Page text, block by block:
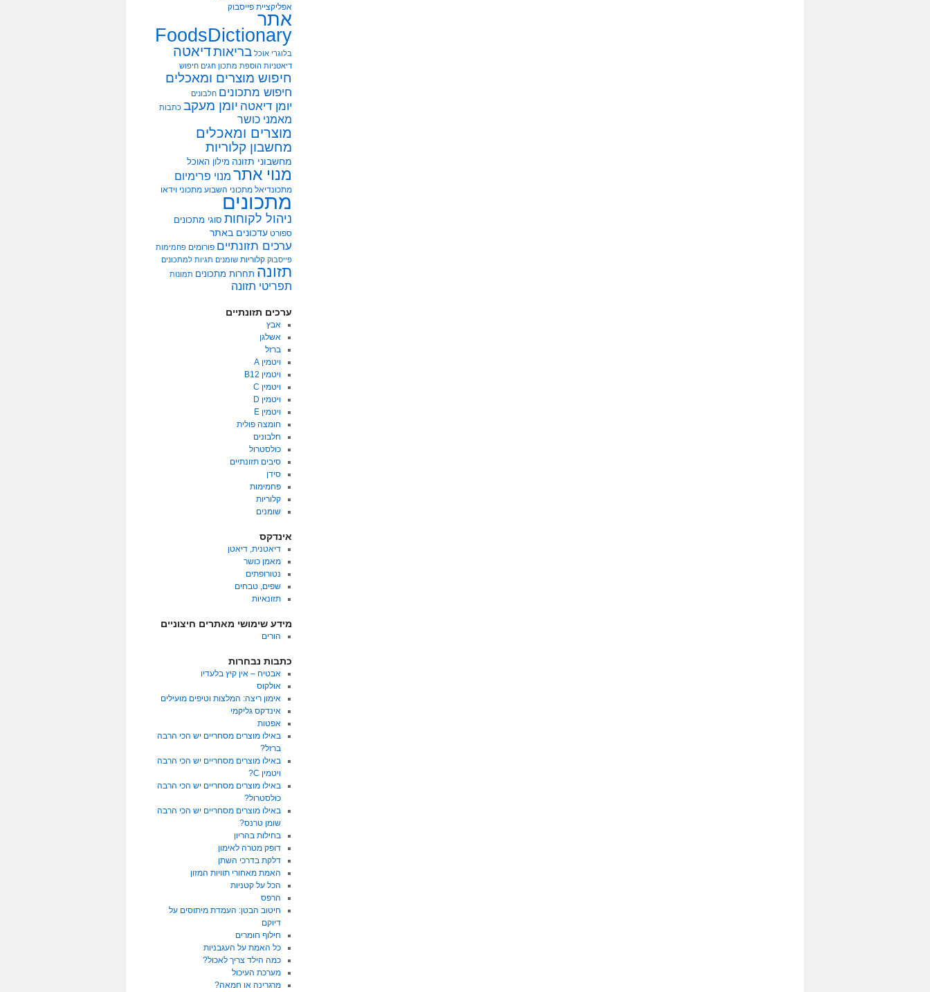
אפליקציית פייסבוק
אתר
FoodsDictionary
בלוגרי אוכל בריאותדיאטה
דיאטניות הוספת מתכון חגים חיפוש
חיפוש מוצרים ומאכלים
חיפוש מתכונים חלבונים
יומן דיאטה יומן מעקב כתבות
מאמני כושר
מוצרים ומאכלים
מחשבון קלוריות
מחשבוני תזונה מילון האוכל
מנוי אתר מנוי פרימיום
מתכונדיאל מתכוני השבוע מתכוני וידאו
מתכונים
ניהול לקוחות סוגי מתכונים
ספורט עדכונים באתר
ערכים תזונתיים פורומים פחמימות
פייסבוק קלוריות שומנים תגיות למתכונים
תזונה תחרות מתכונים תמונות
תפריטי תזונה
ערכים תזונתיים
אבץ
אשלגן
ברזל
ויטמין A
ויטמין B12
ויטמין C
ויטמין D
ויטמין E
חומצה פולית
חלבונים
כולסטרול
סיבים תזונתיים
סידן
פחמימות
קלוריות
שומנים
אינדקס
דיאטנית, דיאטן
מאמן כושר
נטורופתים
שפים, טבחים
תזונאיות
מידע שימושי מאתרים חיצוניים
הורים
כתבות נבחרות
אבטיח – אין קיץ בלעדיו
אולקוס
אימון ריצה: המלצות וטיפים מועילים
אינדקס גליקמי
אפטות
באילו מוצרים מסחריים יש הכי הרבה
ברזל?
באילו מוצרים מסחריים יש הכי הרבה
ויטמין C?
באילו מוצרים מסחריים יש הכי הרבה
כולסטרול?
באילו מוצרים מסחריים יש הכי הרבה
שומן טרנס?
בחילות בהריון
דופק מטרה לאימון
דלקת בדרכי השתן
האמת מאחורי תוויות המזון
הכל על קטניות
הרפס
חיטוב הבטן: העמדת מיתוסים על
דיוקם
חילוף חומרים
כל האמת על העגבניות
כמה הילד צריך לאכול?
מערכת העיכול
מרגרינה או חמאה?